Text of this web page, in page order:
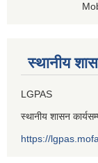
Mobile
स्थानीय
LGPAS
स्थानीय शासन
https://